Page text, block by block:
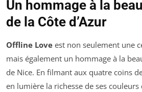
Un hommage à la
de la Côte d’Azur
Offline Love est non seulement une
mais également un hommage à la
de Nice. En filmant aux quatre coins
en lumière la richesse de ses